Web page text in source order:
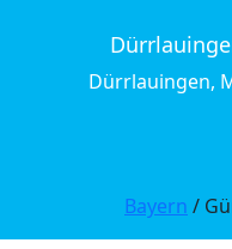
Dürrlauingen,
Bayern /